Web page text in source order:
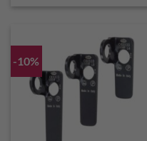
-10%